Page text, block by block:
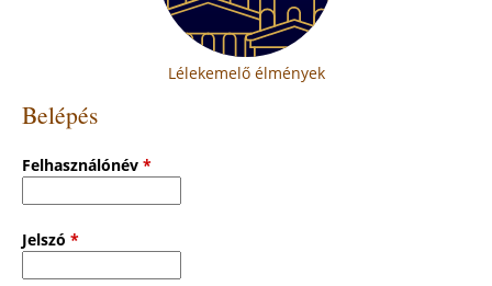
Lélekemelő élmények
Belépés
Felhasználónév *
Jelszó *